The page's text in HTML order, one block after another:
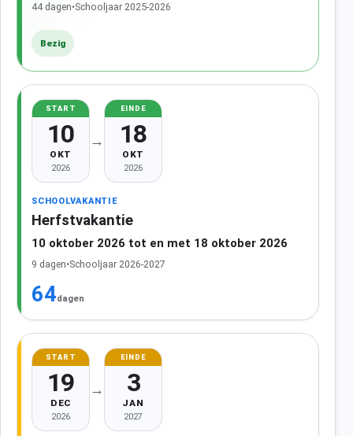
44 dagen•Schooljaar 2025-2026
Bezig
START
10
OKT
2026
→
EINDE
18
OKT
2026
SCHOOLVAKANTIE
Herfstvakantie
10 oktober 2026 tot en met 18 oktober 2026
9 dagen•Schooljaar 2026-2027
64dagen
START
19
DEC
2026
→
EINDE
3
JAN
2027